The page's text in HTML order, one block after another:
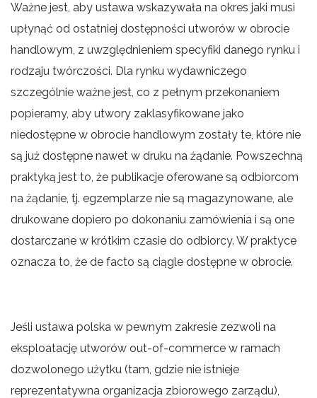
Ważne jest, aby ustawa wskazywała na okres jaki musi
upłynąć od ostatniej dostępności utworów w obrocie
handlowym, z uwzględnieniem specyfiki danego rynku i
rodzaju twórczości. Dla rynku wydawniczego
szczególnie ważne jest, co z pełnym przekonaniem
popieramy, aby utwory zaklasyfikowane jako
niedostępne w obrocie handlowym zostały te, które nie
są już dostępne nawet w druku na żądanie. Powszechną
praktyką jest to, że publikacje oferowane są odbiorcom
na żądanie, tj. egzemplarze nie są magazynowane, ale
drukowane dopiero po dokonaniu zamówienia i są one
dostarczane w krótkim czasie do odbiorcy. W praktyce
oznacza to, że de facto są ciągle dostępne w obrocie.
Jeśli ustawa polska w pewnym zakresie zezwoli na
eksploatację utworów out-of-commerce w ramach
dozwolonego użytku (tam, gdzie nie istnieje
reprezentatywna organizacja zbiorowego zarządu),